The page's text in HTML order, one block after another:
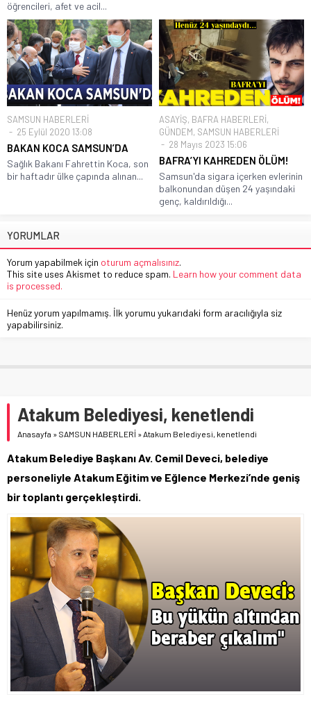
öğrencileri, afet ve acil...
SAMSUN HABERLERİ
25 Eylül 2020 13:08
BAKAN KOCA SAMSUN’DA
Sağlık Bakanı Fahrettin Koca, son
bir haftadır ülke çapında alınan...
ASAYİŞ, BAFRA HABERLERİ,
GÜNDEM, SAMSUN HABERLERİ
28 Mayıs 2023 15:06
BAFRA’YI KAHREDEN ÖLÜM!
Samsun'da sigara içerken evlerinin
balkonundan düşen 24 yaşındaki
genç, kaldırıldığı...
YORUMLAR
Yorum yapabilmek için oturum açmalısınız.
This site uses Akismet to reduce spam. Learn how your comment data
is processed.
Henüz yorum yapılmamış. İlk yorumu yukarıdaki form aracılığıyla siz
yapabilirsiniz.
Atakum Belediyesi, kenetlendi
Anasayfa » SAMSUN HABERLERİ »Atakum Belediyesi, kenetlendi
Atakum Belediye Başkanı Av. Cemil Deveci, belediye
personeliyle Atakum Eğitim ve Eğlence Merkezi’nde geniş
bir toplantı gerçekleştirdi.